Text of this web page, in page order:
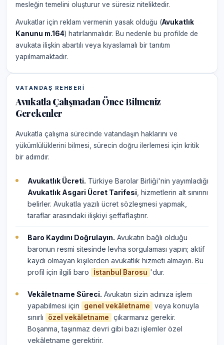
mesleğin temelini oluşturur ve süresiz niteliktedir.
Avukatlar için reklam vermenin yasak olduğu (Avukatlık
Kanunu m.164) hatırlanmalıdır. Bu nedenle bu profilde de
avukata ilişkin abartılı veya kıyaslamalı bir tanıtım
yapılmamaktadır.
VATANDAŞ REHBERI
Avukatla Çalışmadan Önce Bilmeniz
Gerekenler
Avukatla çalışma sürecinde vatandaşın haklarını ve
yükümlülüklerini bilmesi, sürecin doğru ilerlemesi için kritik
bir adımdır.
Avukatlık Ücreti. Türkiye Barolar Birliği'nin yayımladığı
Avukatlık Asgari Ücret Tarifesi , hizmetlerin alt sınırını
belirler. Avukatla yazılı ücret sözleşmesi yapmak,
taraflar arasındaki ilişkiyi şeffaflaştırır.
Baro Kaydını Doğrulayın. Avukatın bağlı olduğu
baronun resmi sitesinde levha sorgulaması yapın; aktif
kaydı olmayan kişilerden avukatlık hizmeti almayın. Bu
profil için ilgili baro
İstanbul Barosu 'dur.
Vekâletname Süreci. Avukatın sizin adınıza işlem
yapabilmesi için
genel vekâletname
veya konuyla
sınırlı
özel vekâletname
çıkarmanız gerekir.
Boşanma, taşınmaz devri gibi bazı işlemler özel
vekâletname gerektirir.